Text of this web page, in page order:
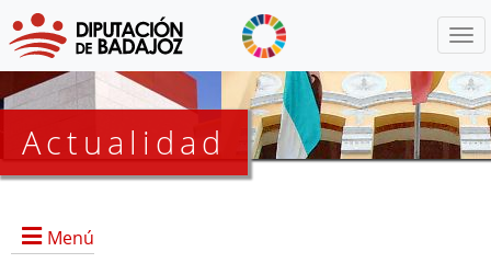
Actualidad
Menú